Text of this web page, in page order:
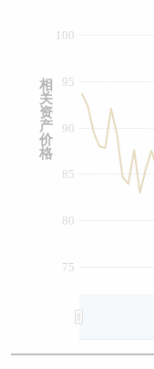
75
80
85
90
95
100
相
关
资
产
价
格
牛熊证文件及公告 (瑞信)
收市竞价变化